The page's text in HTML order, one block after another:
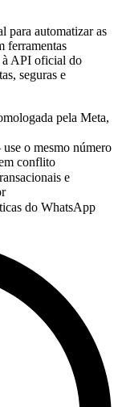
para automatizar as
ferramentas
à API oficial do
seguras e
pela Meta,
o mesmo número
conflito
e
do WhatsApp